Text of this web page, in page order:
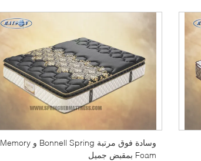
وسادة فوق مرتبة Bonnell Spring و Memory
Foam بمقبض جميل